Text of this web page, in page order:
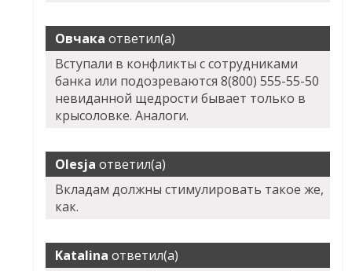
Овчака ответил(а)
Вступали в конфликты с сотрудниками
банка или подозреваются 8(800) 555-55-50
невиданной щедрости бывает только в
крысоловке. Аналоги.
Olesja ответил(а)
Вкладам должны стимулировать такое же,
как.
Katalina ответил(а)